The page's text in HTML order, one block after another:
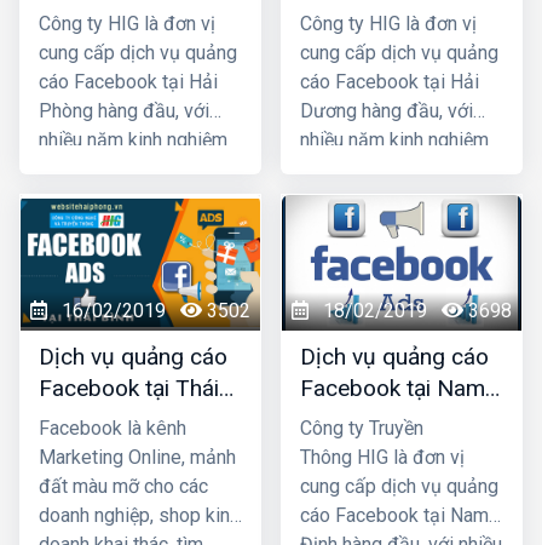
Phòng
Công ty HIG là đơn vị
cung cấp dịch vụ quảng
cáo Facebook tại Hải
Phòng hàng đầu, với
nhiều năm kinh nghiệm
hàng trăm khách hàng
lớn nhỏ ở Hải Phòng và
các tỉnh Miền Bắc,
chúng tôi chắc chắn sẽ
giúp quý khách phát
triển kinh doanh nhanh
chóng.
Dương giá rẻ, uy tín
nhất
Công ty HIG là đơn vị
cung cấp dịch vụ quảng
cáo Facebook tại Hải
Dương hàng đầu, với
nhiều năm kinh nghiệm
hàng trăm khách hàng
lớn nhỏ ở Hải Dương và
toàn quốc Việt Nam,
chúng tôi chắc chắn sẽ
giúp quý khách phát
triển kinh doanh nhanh
chóng.
16/02/2019 3502
Dịch vụ quảng cáo
Facebook tại Thái
Bình giá rẻ, uy tín
Facebook là kênh
Marketing Online, mảnh
đất màu mỡ cho các
doanh nghiệp, shop kinh
18/02/2019 3698
Dịch vụ quảng cáo
Facebook tại Nam
Định giá rẻ, uy tín
Công ty Truyền
Thông HIG là đơn vị
cung cấp dịch vụ quảng
cáo Facebook tại Nam